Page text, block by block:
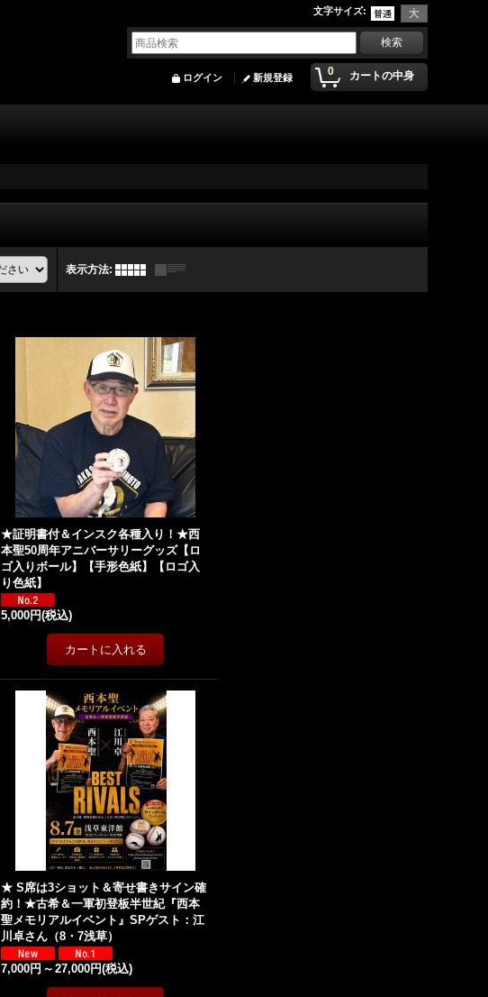
文字サイズ:
0 カートの中身
ログイン 新規登録
表示方法:
★証明書付＆インスク各種入り！★西
本聖50周年アニバーサリーグッズ【ロ
ゴ入りボール】【手形色紙】【ロゴ入
り色紙】
5,000円(税込)
★ S席は3ショット＆寄せ書きサイン確
約！★古希＆一軍初登板半世紀『西本
聖メモリアルイベント』SPゲスト：江
川卓さん（8・7浅草）
7,000円 ～ 27,000円(税込)